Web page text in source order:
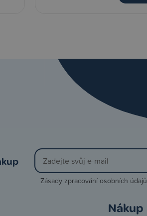
Zásady zpracování osobních údajů
Nákup